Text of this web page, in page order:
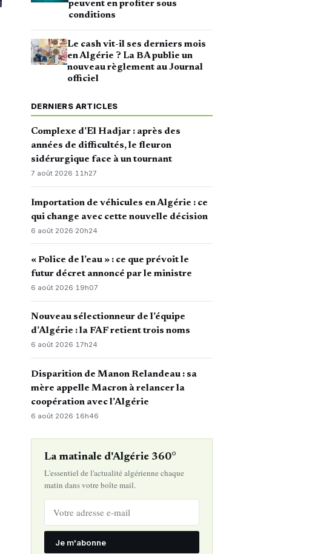
peuvent en profiter sous
conditions
Le cash vit-il ses derniers mois
en Algérie ? La BA publie un
nouveau règlement au Journal
officiel
DERNIERS ARTICLES
Complexe d’El Hadjar : après des
années de difficultés, le fleuron
sidérurgique face à un tournant
7 août 2026·11h27
Importation de véhicules en Algérie : ce
qui change avec cette nouvelle décision
6 août 2026·20h24
« Police de l’eau » : ce que prévoit le
futur décret annoncé par le ministre
6 août 2026·19h07
Nouveau sélectionneur de l’équipe
d’Algérie : la FAF retient trois noms
6 août 2026·17h24
Disparition de Manon Relandeau : sa
mère appelle Macron à relancer la
coopération avec l’Algérie
6 août 2026· 16h46
La matinale d'Algérie 360°
L'essentiel de l'actualité algérienne chaque
matin dans votre boîte mail.
Je m'abonne